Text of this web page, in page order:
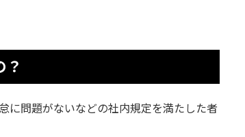
？
に問題がないなどの社内規定を満たした者